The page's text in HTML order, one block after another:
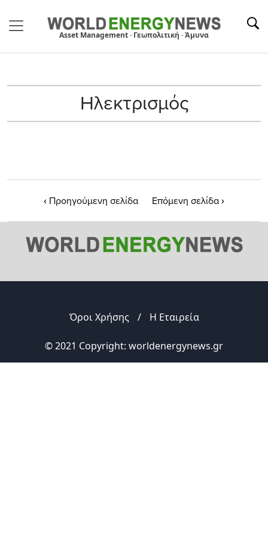
Asset Management · Γεωπολιτική · Άμυνα
Ηλεκτρισμός
‹ Προηγούμενη σελίδα Επόμενη σελίδα›
Όροι Χρήσης / Η Εταιρεία
© 2021 Copyright: worldenergynews.gr